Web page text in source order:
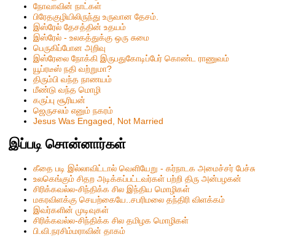
நோவாவின் நாட்கள்
பிரேதகுழியிலிருந்து உருவான தேசம்.
இஸ்ரேல் தேசத்தின் உதயம்
இஸ்ரேல் - உலகத்துக்கு ஒரு சுமை
பெருகிப்போன அறிவு
இஸ்ரேலை நோக்கி இருபதுகோடிப்பேர் கொண்ட ராணுவம்
யூப்ரடீஸ் நதி வற்றுமா?
திரும்பி வந்த நாணயம்
மீண்டு வந்த மொழி
கருப்பு சூரியன்
ஜெருசலம் எனும் நகரம்
Jesus Was Engaged, Not Married
இப்படி சொன்னார்கள்
கீதை படி இல்லாவிட்டால் வெளியேறு - கர்நாடக அமைச்சர் பேச்சு
உலகெங்கும் சிதற அடிக்கப்பட்டவர்கள் பற்றி திரு அன்பழகன்
சிரிக்கவல்ல-சிந்திக்க சில இந்திய மொழிகள்
மகரவிளக்கு செயற்கையே..சபரிமலை தந்திரி விளக்கம்
இவர்களின் முடிவுகள்
சிரிக்கவல்ல-சிந்திக்க சில தமிழக மொழிகள்
பி.வி.நரசிம்மராவின் தாகம்